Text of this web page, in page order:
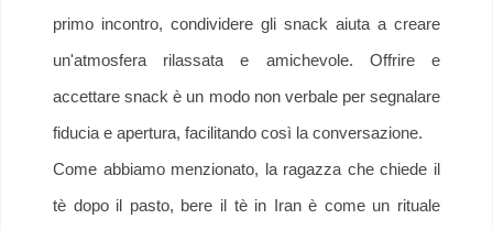
primo incontro, condividere gli snack aiuta a creare
un'atmosfera rilassata e amichevole. Offrire e
accettare snack è un modo non verbale per segnalare
fiducia e apertura, facilitando così la conversazione.
Come abbiamo menzionato, la ragazza che chiede il
tè dopo il pasto, bere il tè in Iran è come un rituale